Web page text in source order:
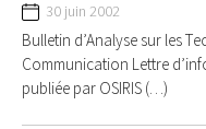
30 juin 2002
Bulletin d’Analyse sur les
Communication Lettre
publiée par OSIRIS (…)